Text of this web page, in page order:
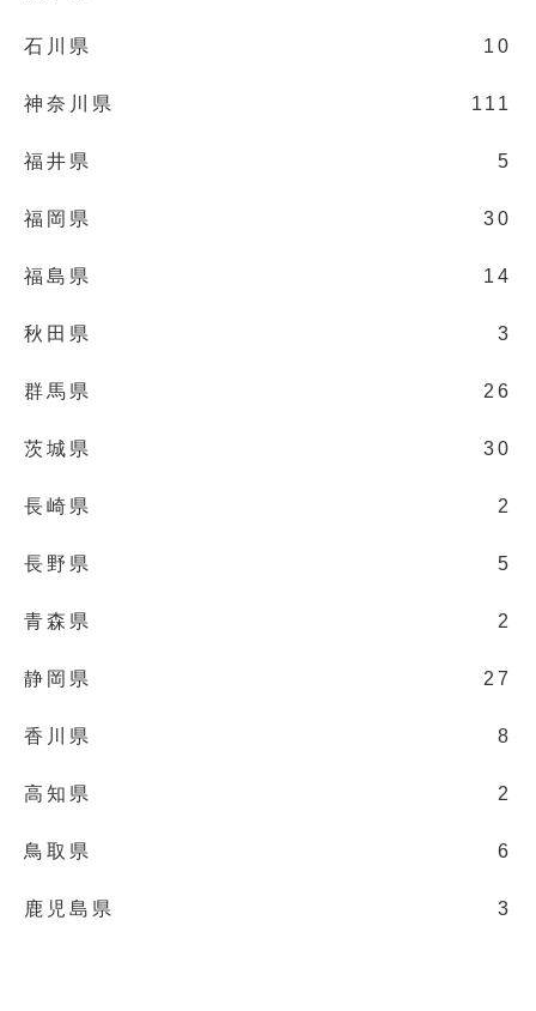
石川県 10
神奈川県 111
福井県 5
福岡県 30
福島県 14
秋田県 3
群馬県 26
茨城県 30
長崎県 2
長野県 5
青森県 2
静岡県 27
香川県 8
高知県 2
鳥取県 6
鹿児島県 3